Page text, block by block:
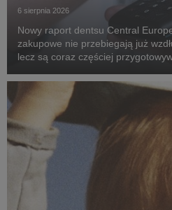
6 sierpnia 2026
Nowy raport dentsu Central
zakupowe nie przebiegają już
lecz są coraz częściej
inteligencji.